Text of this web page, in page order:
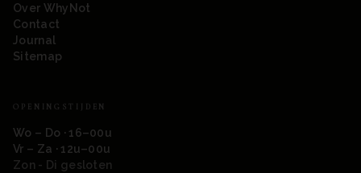
Over WhyNot
Contact
Journal
Sitemap
OPENINGSTIJDEN
Wo – Do · 16–00u
Vr – Za · 12u–00u
Zon - Di gesloten